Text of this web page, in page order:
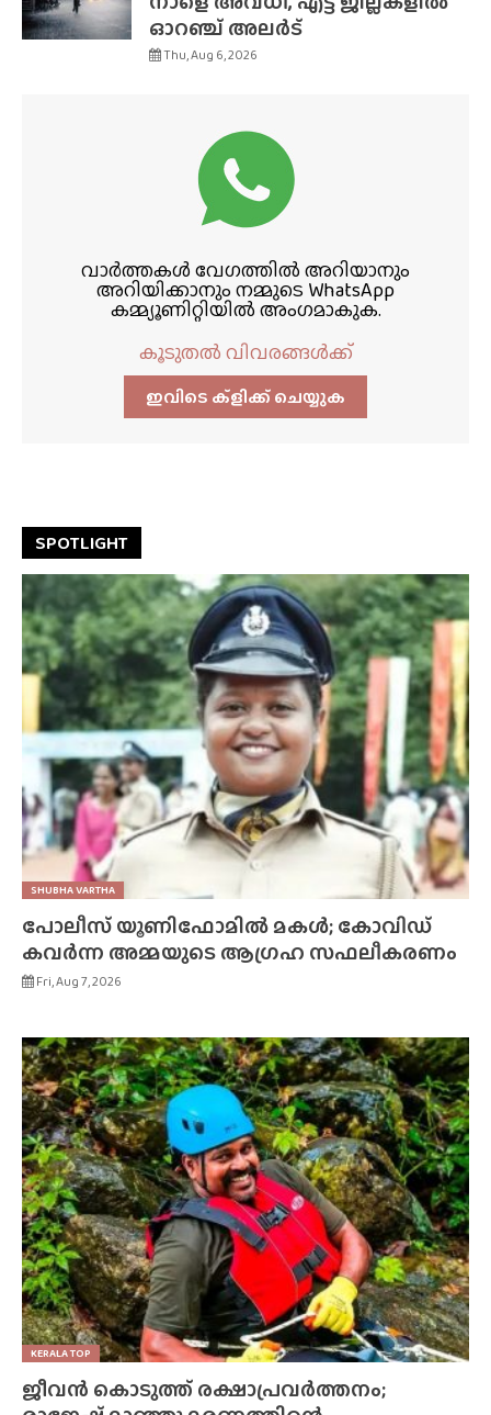
ഓറഞ്ച് അലർട്
Thu, Aug 6, 2026
വാർത്തകൾ വേഗത്തിൽ അറിയാനും
അറിയിക്കാനും നമ്മുടെ WhatsApp
കമ്മ്യൂണിറ്റിയിൽ അംഗമാകുക.
കൂടുതൽ വിവരങ്ങൾക്ക്
ഇവിടെ ക്ളിക്ക്‌ ചെയ്യുക
SPOTLIGHT
SHUBHA VARTHA
പോലീസ് യൂണിഫോമിൽ മകൾ; കോവിഡ്
കവർന്ന അമ്മയുടെ ആഗ്രഹ സഫലീകരണം
Fri, Aug 7, 2026
KERALA TOP
ജീവൻ കൊടുത്ത് രക്ഷാപ്രവർത്തനം;